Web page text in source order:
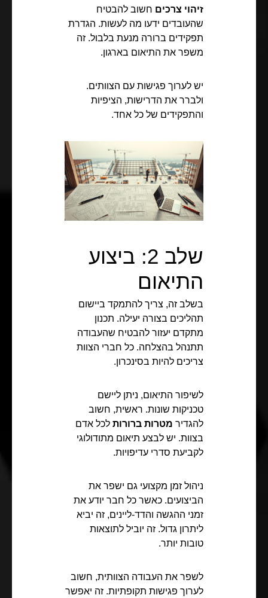
זיהוי צרכים חשוב להבטיח
שהעובדים ידעו מה לעשות. הגדרת
תפקידים ברורה מנעת בלבול. זה
משפר את התיאום בארגון.
יש לערוך פגישות עם הצוותים.
ולברר את הדרישות, הציפיות
והתפקידים של כל אחד.
שלב 2: ביצוע
התיאום
בשלב זה, צריך להתמקד ביישום
תהליכים בצורה יעילה. תכנון
מתקדם יעזור להבטיח שהעבודה
תתנהל בהצלחה. כל חברי הצוות
צריכים להיות בסינכרון.
לשיפור התיאום, ניתן ליישם
טכניקות שונות. ראשית, חשוב
להגדיר מטרות ברורות לכל אדם
בצוות. יש לבצע תיאום מתודולוגי
לקביעת סדרי עדיפויות.
ניהול זמן מקצועי גם ישפר את
הביצועים. כאשר כל חבר יודע את
זמני ההגשה והדד-ליינים, זה יביא
ליתרון גדול. זה יוביל לתוצאות
טובות יותר.
לשפר את העבודה הצוותית, חשוב
לערוך פגישות תקופתיות. זה יאפשר